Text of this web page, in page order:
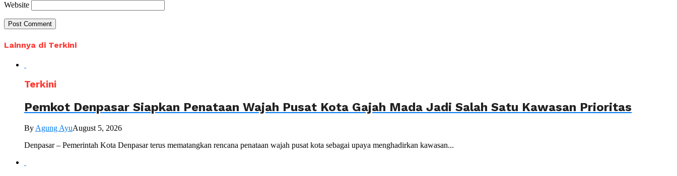
Website
Lainnya di Terkini
Terkini
Pemkot Denpasar Siapkan Penataan Wajah Pusat Kota Gajah Mada Jadi Salah Satu Kawasan Prioritas
ByAgung AyuAugust 5, 2026
Denpasar – Pemerintah Kota Denpasar terus mematangkan rencana penataan wajah pusat kota sebagai upaya menghadirkan kawasan...